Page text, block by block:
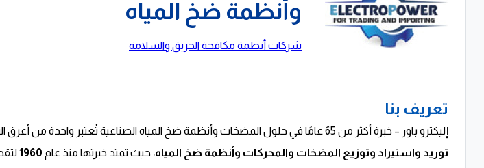
وأنظمة ضخ المياه
شركات أنظمة مكافحة الحريق والسلامة
تعريف بنا
إليكترو باور – خبرة أكثر من 65 عامًا في حلول المضخات وأنظمة ضخ المياه الصناعية تُعتبر واحدة من أعرق الشركات المصرية المتخصصة في
توريد واستيراد وتوزيع المضخات والمحركات وأنظمة ضخ المياه، حيث تمتد خبرتها منذ عام 1960